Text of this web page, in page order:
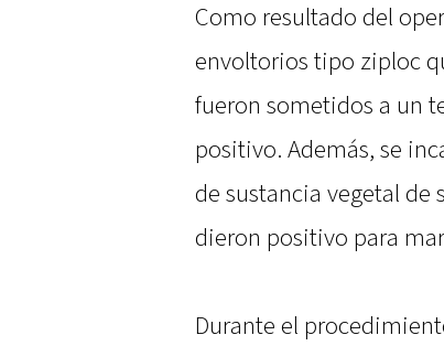
Como resultado del
envoltorios tipo ziploc
fueron sometidos a un
positivo. Además, se
de sustancia vegetal
dieron positivo para
Durante el